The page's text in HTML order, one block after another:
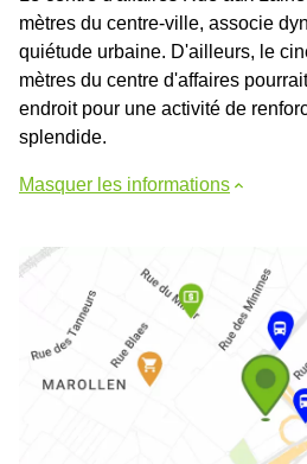
mètres du centre-ville, associe
quiétude urbaine. D'ailleurs, le
mètres du centre d'affaires
endroit pour une activité de
splendide.
Masquer les informations